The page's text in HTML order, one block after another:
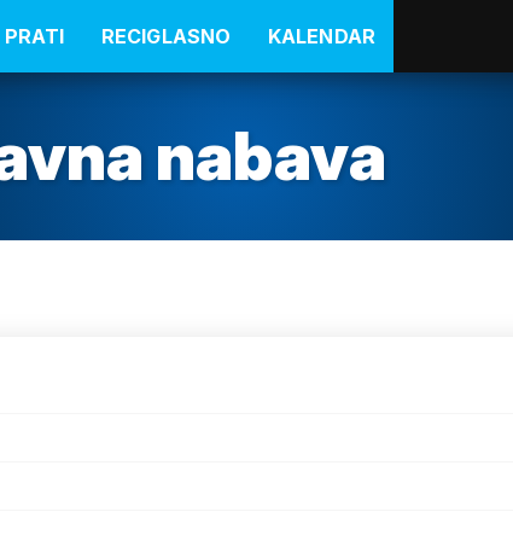
PRATI RECIGLASNO KALENDAR
nabava